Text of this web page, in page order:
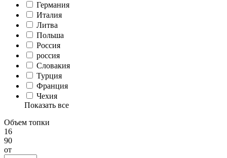
Германия
Италия
Литва
Польша
Россия
россия
Словакия
Турция
Франция
Чехия
Показать все
Объем топки
16
90
от